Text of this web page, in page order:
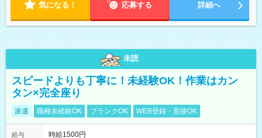
気になる！ 応募する 詳細へ
未読
スピードよりも丁寧に！未経験OK！作業はカン
タン×完全座り
派遣 職種未経験OK ブランクOK WEB登録・面接OK
給与
時給1500円